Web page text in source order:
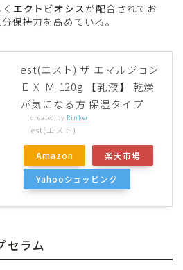
エクトビオシス が配合されてお
保持力を高めている。
est(エスト) ザ エマルジョン
ＥＸ Ｍ 120g 【乳液】 乾燥
が気になる方 保湿タイプ
created by Rinker
est(エスト)
Amazon 楽天市場
Yahooショッピング
セラム